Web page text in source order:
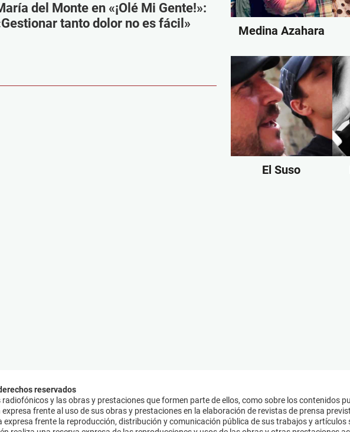
del Monte en «¡Olé Mi Gente!»:
tanto dolor no es fácil»
Medina Azahara
El Suso
reservados
y las obras y prestaciones que formen parte de ellos, como sobre los contenidos
frente al uso de sus obras y prestaciones en la elaboración de revistas de prensa
expresa frente la reproducción, distribución y comunicación pública de sus trabajos y artículos